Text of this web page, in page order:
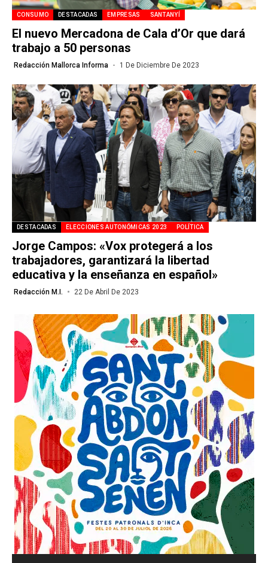
CONSUMO DESTACADAS EMPRESAS SANTANYÍ
El nuevo Mercadona de Cala d’Or que dará
trabajo a 50 personas
Redacción Mallorca Informa 1 De Diciembre De 2023
DESTACADAS ELECCIONES AUTONÓMICAS 2023 POLÍTICA
Jorge Campos: «Vox protegerá a los
trabajadores, garantizará la libertad
educativa y la enseñanza en español»
Redacción M.I. 22 De Abril De 2023